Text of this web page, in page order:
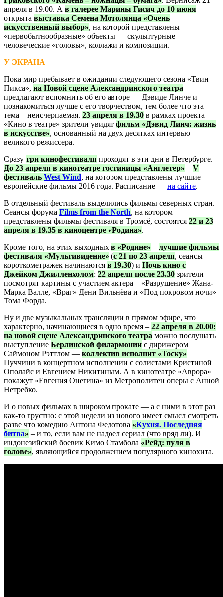
апреля в 19.00. А в галерее Марины Гисич до 10 июня
открыта выставка Семена Мотолянца «Очень
искусственный выбор», на которой представлены
«первобытнообразные» объекты — скульптурные
человеческие «головы», коллажи и композиции.
У ЭКРАНА
Пока мир пребывает в ожидании следующего сезона «Твин
Пикса», на Новой сцене Александринского театра
предлагают вспомнить об его авторе — Дэвиде Линче и
познакомиться лучше с его творчеством, тем более что эта
тема – неисчерпаемая. 23 апреля в 19.30 в рамках проекта
«Кино в театре» зрители увидят фильм «Дэвид Линч: жизнь
в искусстве», основанный на двух десятках интервью
великого режиссера.
Сразу три кинофестиваля проходят в эти дни в Петербурге.
До 23 апреля в кинотеатре гостиницы «Англетер» – V
фестиваль West Wind, на котором представлены лучшие
европейские фильмы 2016 года. Расписание — на сайте.
В отдельный фестиваль выделились фильмы северных стран.
Сеансы форума Films from the North, на котором
представлены фильмы фестиваля в Тромсё, состоятся 22 и 23
апреля в 19.35 в киноцентре «Родина».
Кроме того, на этих выходных в «Родине» – лучшие фильмы
фестиваля «Мультивидение» (с 21 по 23 апреля, сеансы
короткометражек начинаются в 19.30) и Ночь кино с
Джейком Джилленхолом: 22 апреля после 23.30 зрители
посмотрят картины с участием актера – «Разрушение» Жана-
Марка Валле, «Враг» Дени Вильнёва и «Под покровом ночи»
Тома Форда.
Ну и две музыкальных трансляции в прямом эфире, что
характерно, начинающиеся в одно время – 22 апреля в 20.00:
на новой сцене Александринского театра можно послушать
выступление Берлинской филармонии с дирижером
Саймоном Рэттлом — коллектив исполнит «Тоску»
Пуччини в концертном исполнении с солистами Кристиной
Ополайс и Евгением Никитиным. А в кинотеатре «Аврора»
покажут «Евгения Онегина» из Метрополитен оперы с Анной
Нетребко.
И о новых фильмах в широком прокате — а с ними в этот раз
как-то грустно: с этой недели из нового имеет смысл смотреть
разве что комедию Антона Федотова «Кухня. Последняя
битва» – и то, если вам не надоел сериал (что вряд ли). И
индонезийский боевик Кимо Стамбола «Рейд: пуля в
голове», являющийся продолжением популярного кинохита.